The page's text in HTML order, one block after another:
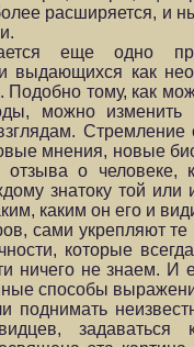
расширяется, и
еще одно
и выдающихся как
Подобно тому, как
можно изменить
мнения, новые
отзыва о человеке,
знатоку той
каким он его и
сами укрепляют те
которые
ничего не знаем. И
способы
поднимать
задаваться